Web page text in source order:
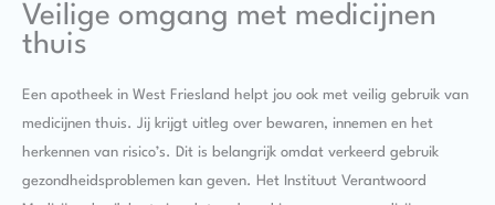
Veilige omgang met medicijnen
thuis
Een apotheek in West Friesland helpt jou ook met veilig gebruik van
medicijnen thuis. Jij krijgt uitleg over bewaren, innemen en het
herkennen van risico’s. Dit is belangrijk omdat verkeerd gebruik
gezondheidsproblemen kan geven. Het Instituut Verantwoord